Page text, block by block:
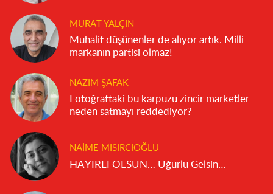
MURAT YALÇIN
Muhalif düşünenler de alıyor artık. Milli
markanın partisi olmaz!
NAZIM ŞAFAK
Fotoğraftaki bu karpuzu zincir marketler
neden satmayı reddediyor?
NAIME MISIRCIOĞLU
HAYIRLI OLSUN… Uğurlu Gelsin…